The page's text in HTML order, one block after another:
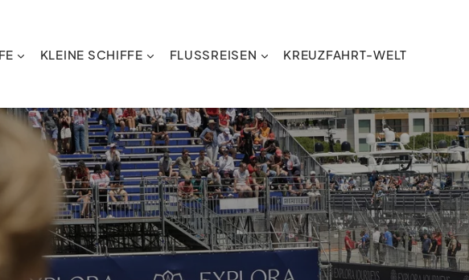
KLEINE SCHIFFE FLUSSREISEN KREUZFAHRT-WELT